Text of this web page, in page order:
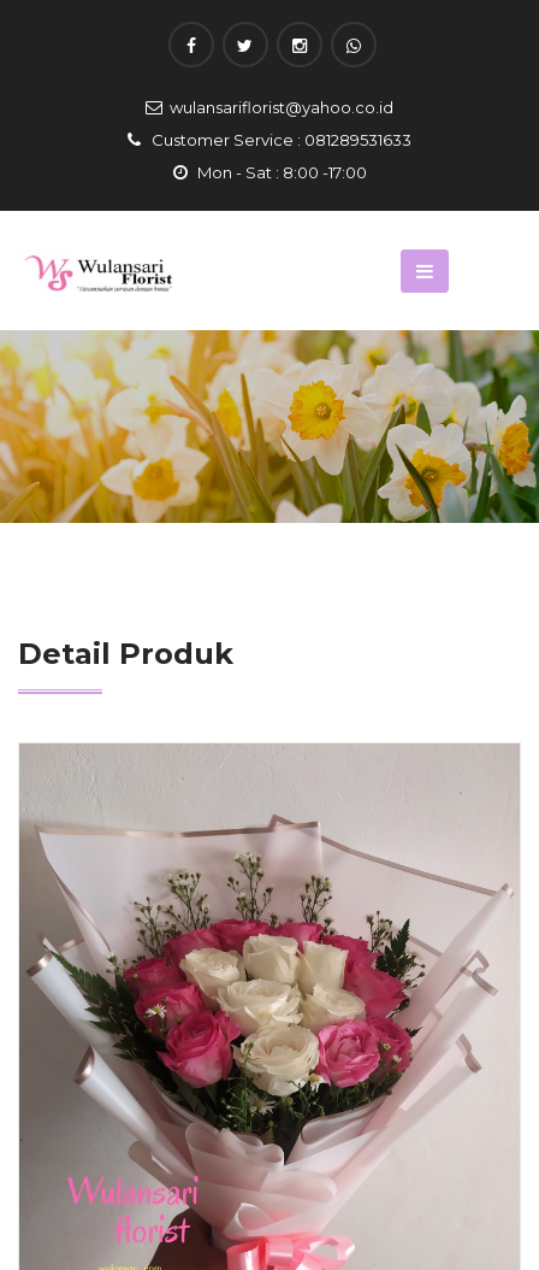
wulansariflorist@yahoo.co.id
Customer Service : 081289531633
Mon - Sat : 8:00 -17:00
Detail Produk